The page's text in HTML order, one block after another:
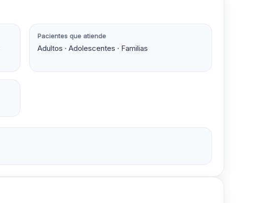
Pacientes que atiende
Adultos · Adolescentes · Familias